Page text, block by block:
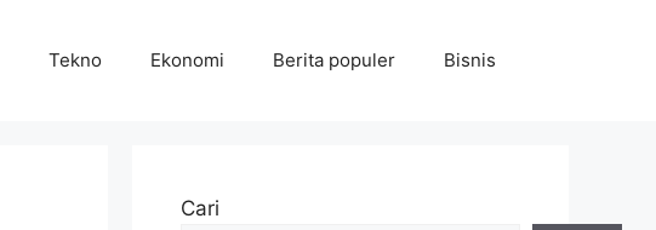
Tekno Ekonomi Berita populer Bisnis
Cari